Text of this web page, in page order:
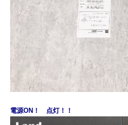
電源ON！ 点灯！！